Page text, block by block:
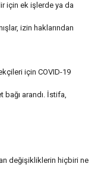
için ek işlerde ya da
izin haklarından
için COVID-19
bağı arandı. İstifa,
değişikliklerin hiçbiri ne